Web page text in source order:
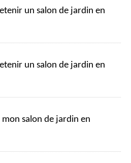
un salon de jardin en
un salon de jardin en
salon de jardin en